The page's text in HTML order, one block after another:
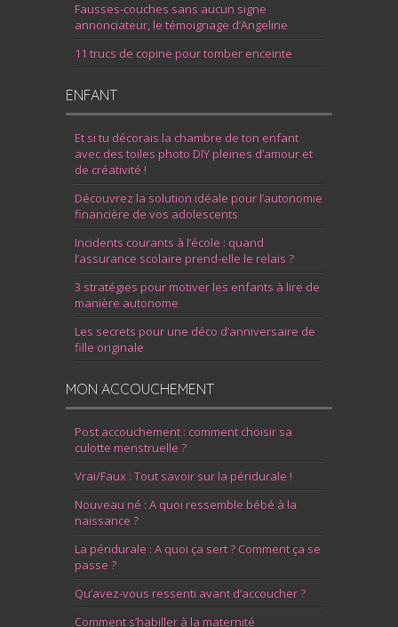
Fausses-couches sans aucun signe
annonciateur, le témoignage d’Angeline
11 trucs de copine pour tomber enceinte
ENFANT
Et si tu décorais la chambre de ton enfant
avec des toiles photo DIY pleines d’amour et
de créativité !
Découvrez la solution idéale pour l’autonomie
financière de vos adolescents
Incidents courants à l’école : quand
l’assurance scolaire prend-elle le relais ?
3 stratégies pour motiver les enfants à lire de
manière autonome
Les secrets pour une déco d’anniversaire de
fille originale
MON ACCOUCHEMENT
Post accouchement : comment choisir sa
culotte menstruelle ?
Vrai/Faux : Tout savoir sur la péridurale !
Nouveau né : A quoi ressemble bébé à la
naissance ?
La péridurale : A quoi ça sert ? Comment ça se
passe ?
Qu’avez-vous ressenti avant d’accoucher ?
Comment s’habiller à la maternité